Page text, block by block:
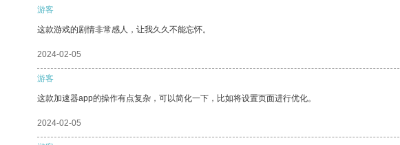
游客
这款游戏的剧情非常感人，让我久久不能忘怀。
2024-02-05
游客
这款加速器app的操作有点复杂，可以简化一下，比如将设置页面进行优化。
2024-02-05